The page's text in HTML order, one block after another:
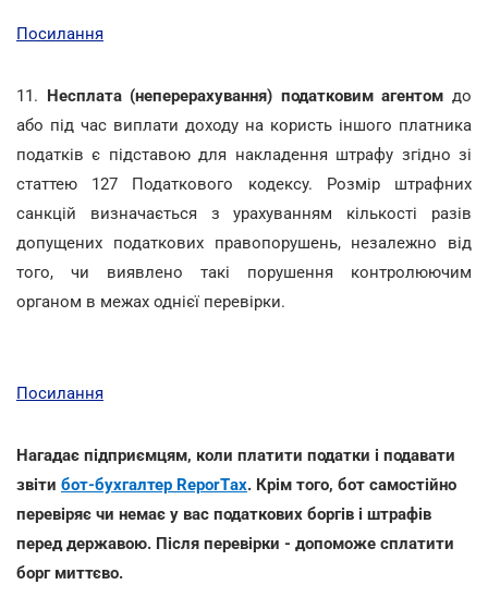
Посилання
11. Несплата (неперерахування) податковим агентом до
або під час виплати доходу на користь іншого платника
податків є підставою для накладення штрафу згідно зі
статтею 127 Податкового кодексу. Розмір штрафних
санкцій визначається з урахуванням кількості разів
допущених податкових правопорушень, незалежно від
того, чи виявлено такі порушення контролюючим
органом в межах однієї перевірки.
Посилання
Нагадає підприємцям, коли платити податки і подавати
звіти бот-бухгалтер ReporTах. Крім того, бот самостійно
перевіряє чи немає у вас податкових боргів і штрафів
перед державою. Після перевірки - допоможе сплатити
борг миттєво.